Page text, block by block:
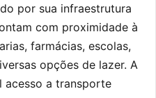
por sua infraestrutura
com proximidade à
farmácias, escolas,
opções de lazer. A
acesso a transporte